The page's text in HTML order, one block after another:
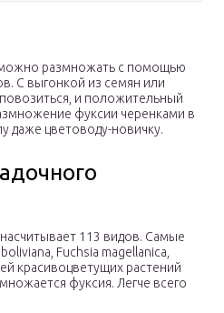
размножать с помощью
С выгонкой из семян или
и положительный
фуксии черенками в
даже цветоводу-новичку.
113 видов. Самые
Fuchsia magellanica,
красивоцветущих растений
фуксия. Легче всего